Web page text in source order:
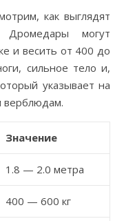
как выглядят
Дромедары могут
и весить от 400 до
сильное тело и,
указывает на
верблюдам.
Значение
1.8 — 2.0 метра
400 — 600 кг